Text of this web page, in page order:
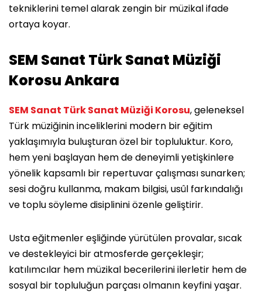
tekniklerini temel alarak zengin bir müzikal ifade
ortaya koyar.
SEM Sanat Türk Sanat Müziği
Korosu Ankara
SEM Sanat Türk Sanat Müziği Korosu, geleneksel
Türk müziğinin inceliklerini modern bir eğitim
yaklaşımıyla buluşturan özel bir topluluktur. Koro,
hem yeni başlayan hem de deneyimli yetişkinlere
yönelik kapsamlı bir repertuvar çalışması sunarken;
sesi doğru kullanma, makam bilgisi, usûl farkındalığı
ve toplu söyleme disiplinini özenle geliştirir.
Usta eğitmenler eşliğinde yürütülen provalar, sıcak
ve destekleyici bir atmosferde gerçekleşir;
katılımcılar hem müzikal becerilerini ilerletir hem de
sosyal bir topluluğun parçası olmanın keyfini yaşar.